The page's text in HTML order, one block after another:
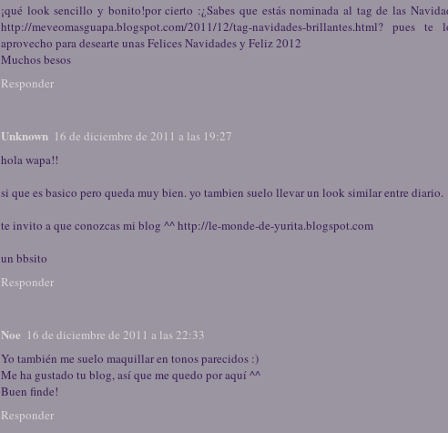
¡qué look sencillo y bonito!por cierto :¿Sabes que estás nominada al tag de las
http://meveomasguapa.blogspot.com/2011/12/tag-navidades-brillantes.html? pues
aprovecho para desearte unas Felices Navidades y Feliz 2012
Muchos besos
Responder
Unknown 16 de diciembre de 2011 a las 19:27
hola wapa!!
si que es basico pero queda muy bien. yo tambien suelo llevar un look similar entre diario.
te invito a que conozcas mi blog ^^ http://le-monde-de-yurita.blogspot.com
un bbsito
Responder
Noe 16 de diciembre de 2011 a las 22:33
Yo también me suelo maquillar en tonos parecidos :)
Me ha gustado tu blog, así que me quedo por aquí ^^
Buen finde!
Responder